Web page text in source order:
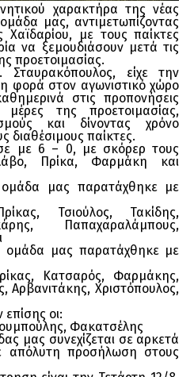
χαρακτήρα της νέας
μας, αντιμετωπίζοντας
Χαϊδαρίου, με τους παίκτες
να ξεμουδιάσουν μετά τις
προετοιμασίας.
είχε την
φορά στον αγωνιστικό χώρο
στις προπονήσεις
της προετοιμασίας,
και δίνοντας χρόνο
διαθέσιμους παίκτες.
με 6 – 0, με σκόρερ τους
Πρίκα, Φαρμάκη και
μας παρατάχθηκε με
Τσιούλος, Τακίδης,
Παπαχαραλάμπους,
ομάδα μας παρατάχθηκε με
Κατσαρός, Φαρμάκης,
Αρβανιτάκης, Χριστόπουλος,
οι:
Φακατσέλης
μας συνεχίζεται σε αρκετά
απόλυτη προσήλωση στους